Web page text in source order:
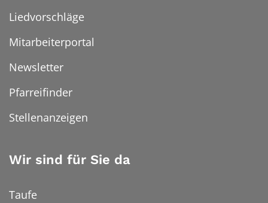
Liedvorschläge
Mitarbeiterportal
Newsletter
Pfarreifinder
Stellenanzeigen
Wir sind für Sie da
Taufe